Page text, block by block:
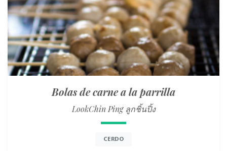
Bolas de carne a la parrilla
LookChin Ping ลูกชิ้นปิ้ง
CERDO